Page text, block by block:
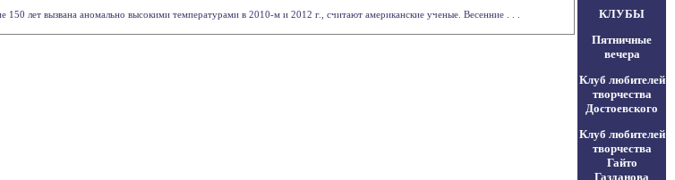
лет вызвана аномально высокими температурами в 2010-м и 2012 г., считают американские ученые. Весенние . . .
КЛУБЫ
Пятничные
вечера
Клуб любителей
творчества
Достоевского
Клуб любителей
творчества
Гайто
Газданова